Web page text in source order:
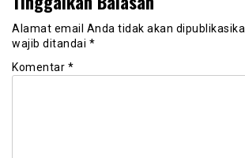
Alamat email Anda tidak akan
wajib ditandai *
Komentar *